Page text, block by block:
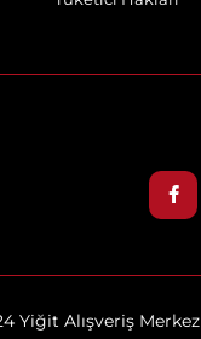
Yiğit Alışveriş Merkezi